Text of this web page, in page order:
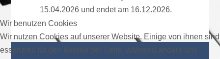
15.04.2026 und endet am 16.12.2026.
Wir benutzen Cookies
Wir nutzen Cookies auf unserer Website. Einige von ihnen sind
essenziell für den Betrieb der Seite, während andere uns